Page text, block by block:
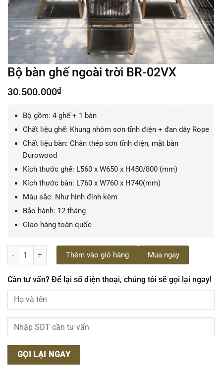
Bộ bàn ghế ngoài trời BR-02VX
30.500.000₫
Bộ gồm: 4 ghế + 1 bàn
Chất liệu ghế: Khung nhôm sơn tĩnh điện + đan dây Rope
Chất liệu bàn: Chân thép sơn tĩnh điện, mặt bàn
Durowood
Kích thước ghế: L560 x W650 x H450/800 (mm)
Kích thước bàn: L760 x W760 x H740(mm)
Màu sắc: Như hình đính kèm
Bảo hành: 12 tháng
Giao hàng toàn quốc
Bộ bàn ghế ngoài trời BR-02VX số lượng
Thêm vào giỏ hàng Mua ngay
Cần tư vấn? Để lại số điện thoại, chúng tôi sẽ gọi lại ngay!